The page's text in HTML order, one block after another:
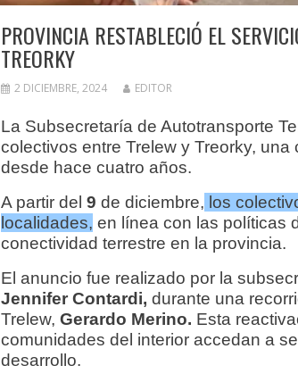
PROVINCIA RESTABLECIÓ EL
TREORKY
2 DICIEMBRE, 2024 EDITOR
La Subsecretaría de Autotransporte
colectivos entre Trelew y Treorky,
desde hace cuatro años.
A partir del 9 de diciembre, los
localidades, en línea con las políticas
conectividad terrestre en la provincia.
El anuncio fue realizado por la
Jennifer Contardi, durante una
Trelew, Gerardo Merino. Esta
comunidades del interior accedan a
desarrollo.